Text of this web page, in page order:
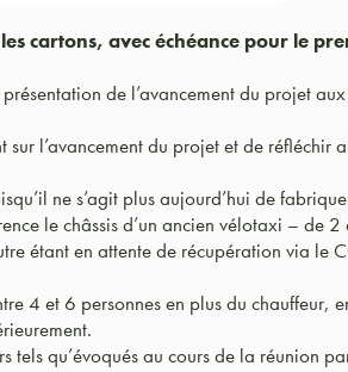
cartons, avec échéance pour le
de l’avancement du projet
l’avancement du projet et de réfléchir
ne s’agit plus aujourd’hui de
le châssis d’un ancien vélotaxi – de
étant en attente de récupération via le
4 et 6 personnes en plus du chauffeur,
tels qu’évoqués au cours de la réunion